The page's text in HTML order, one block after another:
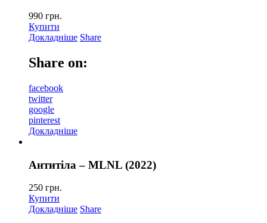
990 грн.
Купити
Докладніше Share
Share on:
facebook
twitter
google
pinterest
Докладніше
Антитіла – MLNL (2022)
250 грн.
Купити
Докладніше Share